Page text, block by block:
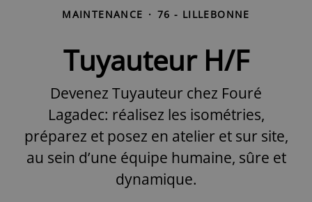
MAINTENANCE · 76 - LILLEBONNE
Tuyauteur H/F
Devenez Tuyauteur chez Fouré
Lagadec: réalisez les isométries,
préparez et posez en atelier et sur site,
au sein d’une équipe humaine, sûre et
dynamique.